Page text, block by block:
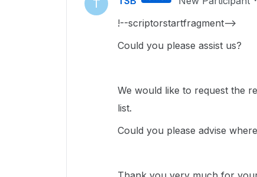
T
!--scriptorstartfragment-->
Could you please assist us?
We would like to request the
list.
Could you please advise